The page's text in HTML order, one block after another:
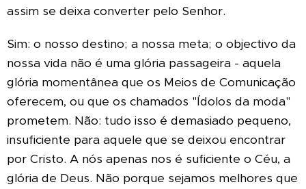
assim se deixa converter pelo Senhor.
Sim: o nosso destino; a nossa meta; o objectivo da
nossa vida não é uma glória passageira - aquela
glória momentânea que os Meios de Comunicação
oferecem, ou que os chamados "Ídolos da moda"
prometem. Não: tudo isso é demasiado pequeno,
insuficiente para aquele que se deixou encontrar
por Cristo. A nós apenas nos é suficiente o Céu, a
glória de Deus. Não porque sejamos melhores que